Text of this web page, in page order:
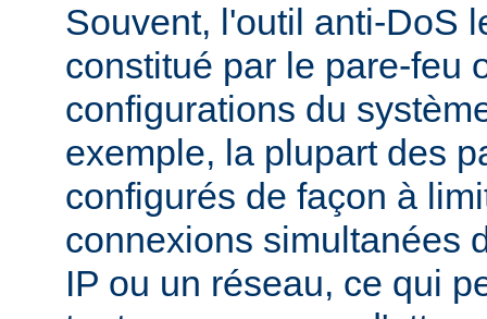
Souvent, l'outil anti-DoS
constitué par le pare-feu
configurations du
exemple, la plupart des
configurés de façon à
connexions simultanées
IP ou un réseau, ce qui